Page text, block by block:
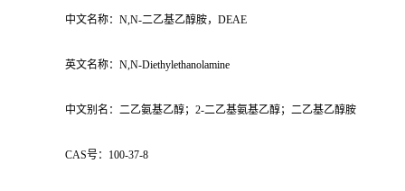
中文名称：N,N-二乙基乙醇胺，DEAE
英文名称：N,N-Diethylethanolamine
中文别名：二乙氨基乙醇；2-二乙基氨基乙醇；二乙基乙醇胺
CAS号：100-37-8